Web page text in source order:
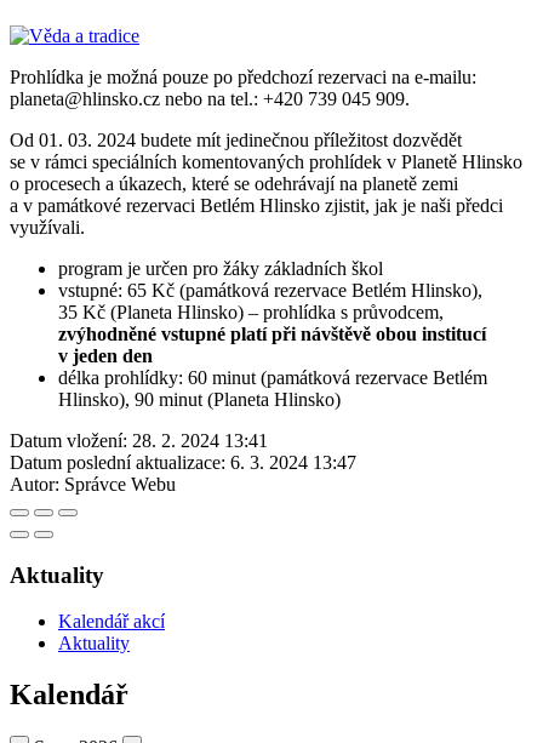
Prohlídka je možná pouze po předchozí rezervaci na e-mailu:
planeta@hlinsko.cz nebo na tel.: +420 739 045 909.
Od 01. 03. 2024 budete mít jedinečnou příležitost dozvědět
se v rámci speciálních komentovaných prohlídek v Planetě Hlinsko
o procesech a úkazech, které se odehrávají na planetě zemi
a v památkové rezervaci Betlém Hlinsko zjistit, jak je naši předci
využívali.
program je určen pro žáky základních škol
vstupné: 65 Kč (památková rezervace Betlém Hlinsko),
35 Kč (Planeta Hlinsko) – prohlídka s průvodcem,
zvýhodněné vstupné platí při návštěvě obou institucí
v jeden den
délka prohlídky: 60 minut (památková rezervace Betlém
Hlinsko), 90 minut (Planeta Hlinsko)
Datum vložení: 28. 2. 2024 13:41
Datum poslední aktualizace: 6. 3. 2024 13:47
Autor: Správce Webu
Aktuality
Kalendář akcí
Aktuality
Kalendář